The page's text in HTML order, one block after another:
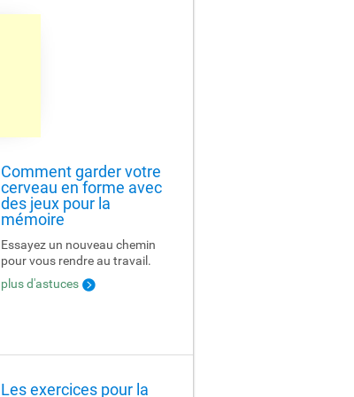
Comment garder votre
cerveau en forme avec
des jeux pour la
mémoire
Essayez un nouveau chemin
pour vous rendre au travail.
plus d'astuces
Les exercices pour la